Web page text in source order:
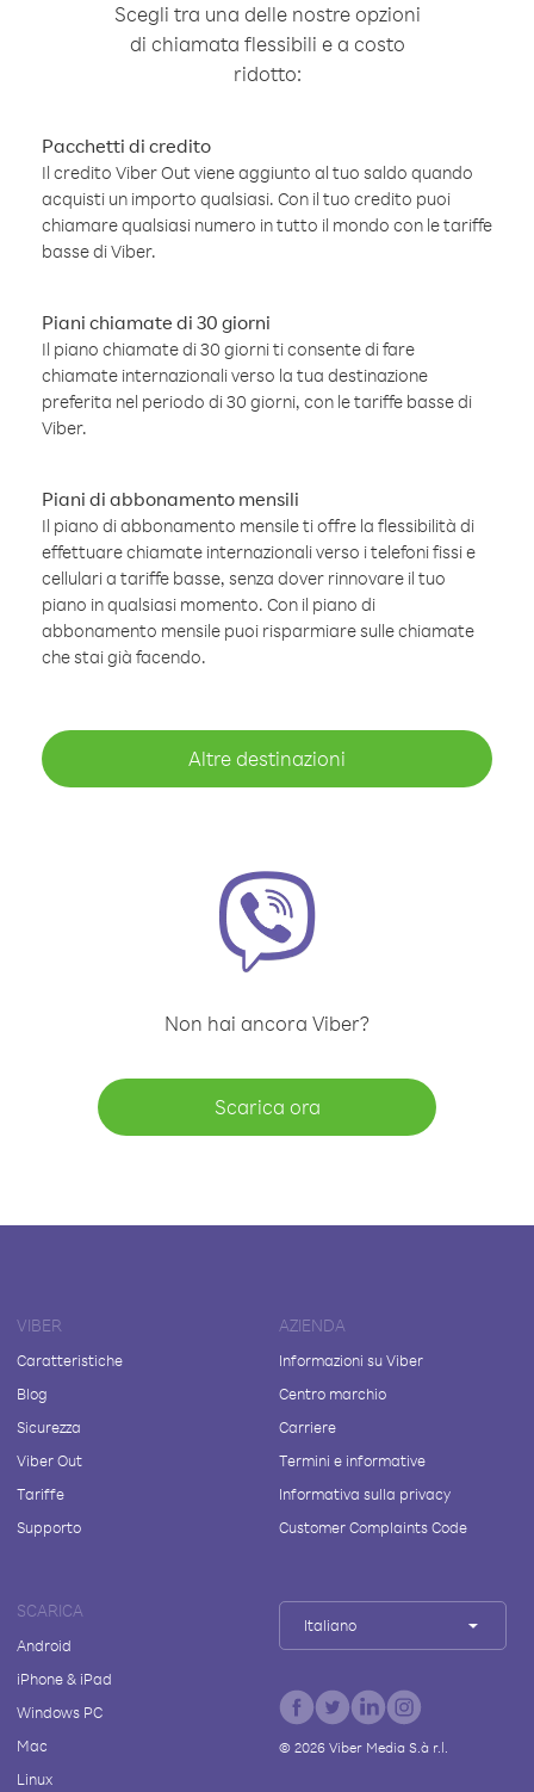
Scegli tra una delle nostre opzioni
di chiamata flessibili e a costo
ridotto:
Pacchetti di credito
Il credito Viber Out viene aggiunto al tuo saldo quando
acquisti un importo qualsiasi. Con il tuo credito puoi
chiamare qualsiasi numero in tutto il mondo con le tariffe
basse di Viber.
Piani chiamate di 30 giorni
Il piano chiamate di 30 giorni ti consente di fare
chiamate internazionali verso la tua destinazione
preferita nel periodo di 30 giorni, con le tariffe basse di
Viber.
Piani di abbonamento mensili
Il piano di abbonamento mensile ti offre la flessibilità di
effettuare chiamate internazionali verso i telefoni fissi e
cellulari a tariffe basse, senza dover rinnovare il tuo
piano in qualsiasi momento. Con il piano di
abbonamento mensile puoi risparmiare sulle chiamate
che stai già facendo.
Altre destinazioni
Non hai ancora Viber?
Scarica ora
VIBER
Caratteristiche
Blog
Sicurezza
Viber Out
Tariffe
Supporto
AZIENDA
Informazioni su Viber
Centro marchio
Carriere
Termini e informative
Informativa sulla privacy
Customer Complaints Code
SCARICA
Android
iPhone & iPad
Windows PC
Mac
Linux
Italiano
© 2026Viber Media S.à r.l.